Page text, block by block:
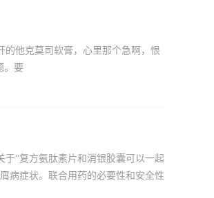
他克莫司软膏，心里那个急啊，恨
。要
“复方氨肽素片和消银胶囊可以一起
病症状。联合用药的必要性和安全性